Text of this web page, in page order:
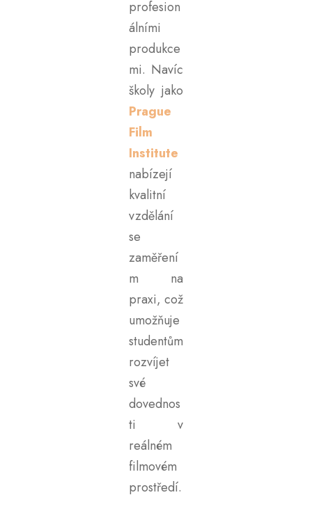
stránek také sdílíme s našimi sociálními médii,
reklamními a analytickými partnery, kteří je mohou
kombinovat s dalšími informacemi, které jste jim poskytli
nebo které shromáždili při vašem používání jejich služeb.
profesion
álními
produkce
mi. Navíc
školy jako
Prague
Film
Institute
nabízejí
kvalitní
vzdělání
se
zaměření
m na
praxi, což
umožňuje
studentům
rozvíjet
své
dovednos
ti v
reálném
filmovém
prostředí.